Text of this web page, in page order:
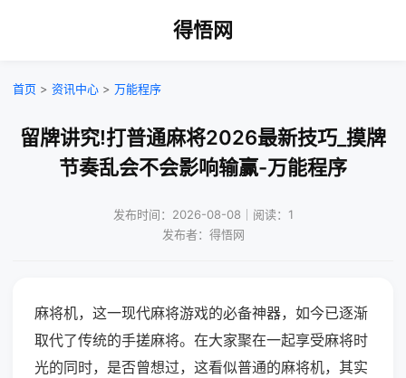
得悟网
首页 > 资讯中心 > 万能程序
留牌讲究!打普通麻将2026最新技巧_摸牌
节奏乱会不会影响输赢-万能程序
发布时间：2026-08-08｜阅读：1
发布者：得悟网
麻将机，这一现代麻将游戏的必备神器，如今已逐渐
取代了传统的手搓麻将。在大家聚在一起享受麻将时
光的同时，是否曾想过，这看似普通的麻将机，其实